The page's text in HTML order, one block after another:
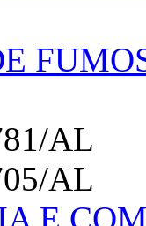
AL
AL
E